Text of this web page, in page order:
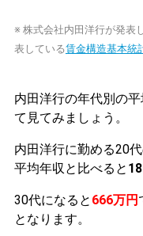
※ 株式会社内田洋行が発表
表している賃金構造基本統
内田洋行の年代別の
て見てみましょう。
内田洋行に勤める20
平均年収と比べると
30代になると 666万円
となります。